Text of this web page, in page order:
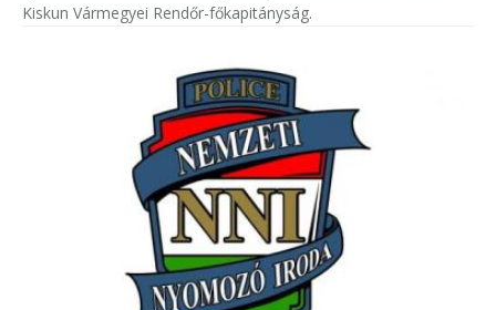
Kiskun Vármegyei Rendőr-főkapitányság.